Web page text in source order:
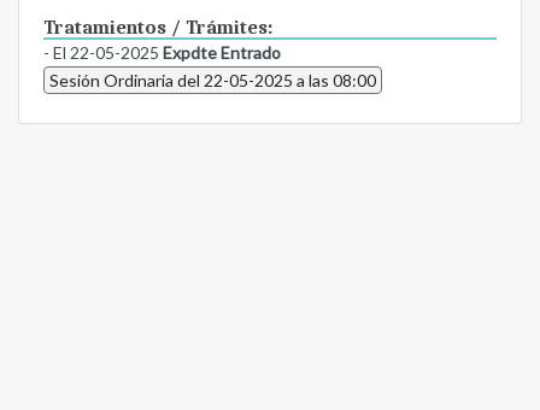
Tratamientos / Trámites:
- El 22-05-2025 Expdte Entrado
Sesión Ordinaria del 22-05-2025 a las 08:00